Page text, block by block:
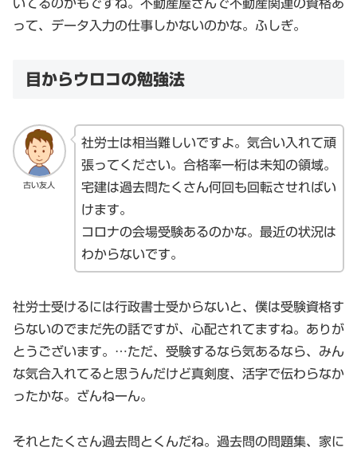
いてるのかもですね。不動産屋さんで不動産関連の資格あ
って、データ入力の仕事しかないのかな。ふしぎ。
目からウロコの勉強法
古い友人
社労士は相当難しいですよ。気合い入れて頑
張ってください。合格率一桁は未知の領域。
宅建は過去問たくさん何回も回転させればい
けます。
コロナの会場受験あるのかな。最近の状況は
わからないです。
社労士受けるには行政書士受からないと、僕は受験資格す
らないのでまだ先の話ですが、心配されてますね。ありが
とうございます。…ただ、受験するなら気あるなら、みん
な気合入れてると思うんだけど真剣度、活字で伝わらなか
ったかな。ざんねーん。
それとたくさん過去問とくんだね。過去問の問題集、家に